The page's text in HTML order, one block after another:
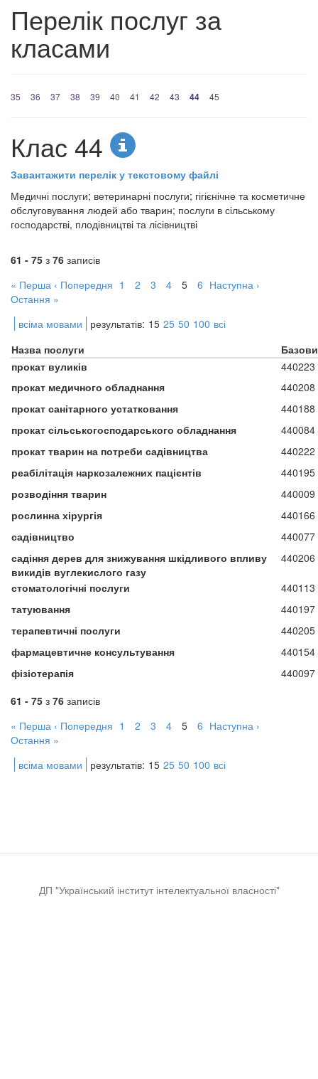
Перелік послуг за
класами
35 36 37 38 39 40 41 42 43 44 45
Клас 44
Завантажити перелік у текстовому файлі
Медичні послуги; ветеринарні послуги; гігієнічне та косметичне
обслуговування людей або тварин; послуги в сільському
господарстві, плодівництві та лісівництві
61 - 75 з 76 записів
« Перша ‹ Попередня 1 2 3 4 5 6 Наступна ›
Остання »
всіма мовами
результатів: 15 25 50 100 всі
Назва послуги
прокат вуликів
440223
прокат медичного обладнання
440208
прокат санітарного устатковання
440188
прокат сільськогосподарського обладнання
440084
прокат тварин на потреби садівництва
440222
реабілітація наркозалежних пацієнтів
440195
розводіння тварин
440009
рослинна хірургія
440166
садівництво
440077
садіння дерев для знижування шкідливого впливу
викидів вуглекислого газу
440206
стоматологічні послуги
440113
татуювання
440197
терапевтичні послуги
440205
фармацевтичне консультування
440154
фізіотерапія
440097
61 - 75 з 76 записів
« Перша ‹ Попередня 1 2 3 4 5 6 Наступна ›
Остання »
всіма мовами
результатів: 15 25 50 100 всі
ДП "Український інститут інтелектуальної власності"